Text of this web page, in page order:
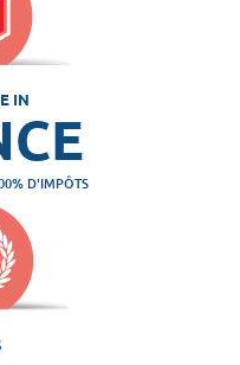
IN
D'IMPÔTS